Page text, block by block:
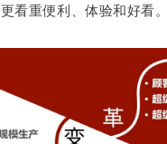
看重便利、体验和好看。